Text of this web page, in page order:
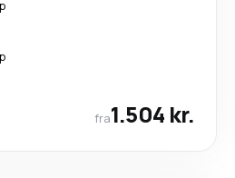
fra1.504 kr.